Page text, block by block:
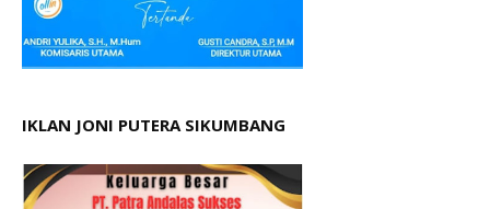
IKLAN JONI PUTERA SIKUMBANG